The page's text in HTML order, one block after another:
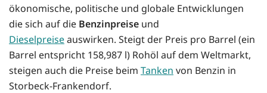
ökonomische, politische und globale Entwicklungen
die sich auf die Benzinpreise und
Dieselpreiseauswirken. Steigt der Preis pro Barrel (ein
Barrel entspricht 158,987 l) Rohöl auf dem Weltmarkt,
steigen auch die Preise beim Tanken von Benzin in
Storbeck-Frankendorf.